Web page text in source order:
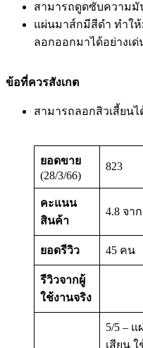
สามารถดูดซับความมั
แผ่นมาส์กมีสีดำ ทำให้
ลอกออกมาได้อย่างเ
ข้อที่ควรสังเกต
สามารถลอกสิวเสี้ยน
ยอดขาย
(28/3/66)
823
คะแนน
สินค้า
4.8 จา
ยอดรีวิว 45 คน
รีวิวจากผู้
ใช้งานจริง
5/5 –
เสียน